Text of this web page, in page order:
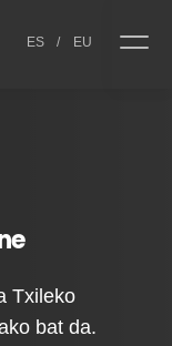
ES / EU
Txileko
bat da.